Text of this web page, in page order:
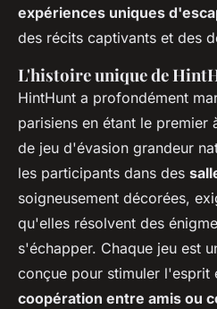
expériences uniques
des récits captivants et des
L'histoire unique de
HintHunt a profondément
parisiens en étant le
de jeu d'évasion grandeur
les participants dans des
soigneusement décorées,
qu'elles résolvent des
s'échapper. Chaque jeu est
conçue pour stimuler l'esprit
coopération entre amis ou